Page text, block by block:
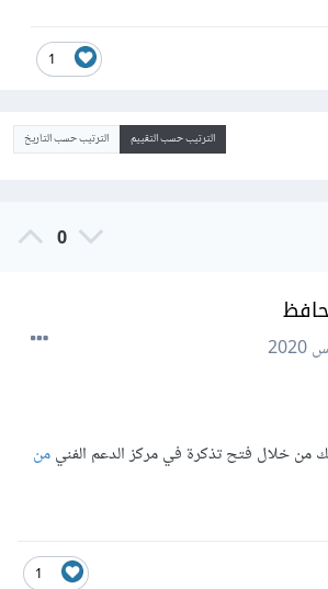
1
الترتيب حسب التقييم الترتيب حسب التاريخ
0
من خلال فتح تذكرة في مركز الدعم الفنيمن
1